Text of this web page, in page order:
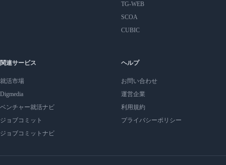
TG-WEB
SCOA
CUBIC
関連サービス
就活市場
Digmedia
ベンチャー就活ナビ
ジョブコミット
ジョブコミットナビ
ヘルプ
お問い合わせ
運営企業
利用規約
プライバシーポリシー